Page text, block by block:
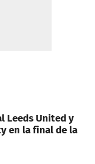
Leeds United y
en la final de la